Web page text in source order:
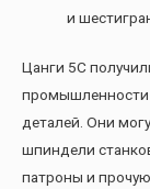
и
Цанги 5С
промышленности
деталей. Они
шпиндели
патроны и